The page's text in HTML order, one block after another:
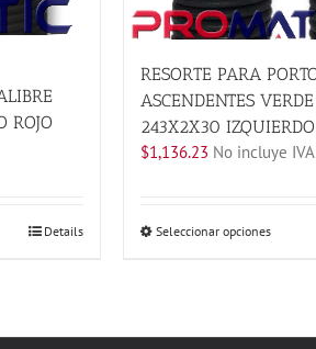
ROJO
Details
RESORTE PARA
ASCENDENTES
243X2X30 IZQUIERDO
$1,136.23 No incluye IVA
Seleccionar opcionesEste